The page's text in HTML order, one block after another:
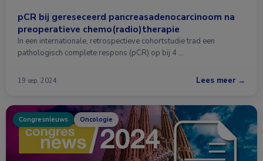
pCR bij gereseceerd pancreasadenocarcinoom na
preoperatieve chemo(radio)therapie
In een internationale, retrospectieve cohortstudie trad een
pathologisch complete respons (pCR) op bij 4 …
19 sep. 2024 Lees meer →
Congresnieuws Oncologie